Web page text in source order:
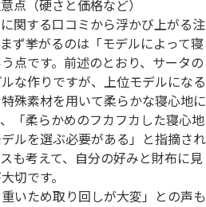
点（硬さと価格など）
関する口コミから浮かび上がる注
ず挙がるのは「モデルによって寝
点です。前述のとおり、サータの
な作りですが、上位モデルになる
殊素材を用いて柔らかな寝心地に
「柔らかめのフカフカした寝心地
ルを選ぶ必要がある」と指摘され
も考えて、自分の好みと財布に見
切です。
いため取り回しが大変」との声も